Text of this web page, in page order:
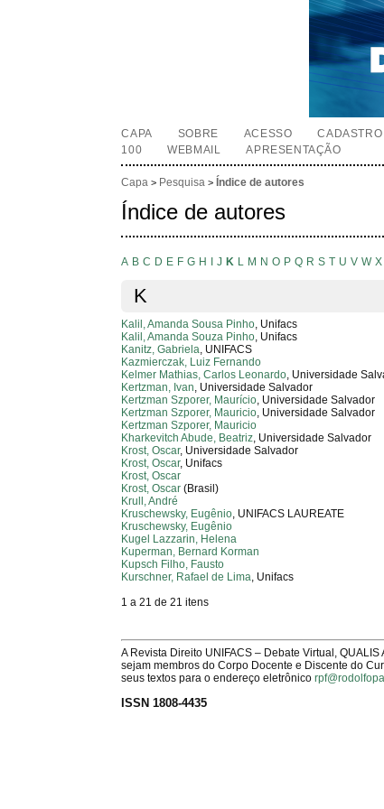
CAPA SOBRE ACESSO CADASTRO
100
WEBMAIL APRESENTAÇÃO
Capa > Pesquisa > Índice de autores
Índice de autores
A B C D E F G H J K L M N O P Q R S T U V W X
K
Kalil, Amanda Sousa Pinho , Unifacs
Kalil, Amanda Souza Pinho , Unifacs
Kanitz, Gabriela , UNIFACS
Kazmierczak, Luiz Fernando
Kelmer Mathias, Carlos Leonardo , Universidade
Kertzman, Ivan , Universidade Salvador
Kertzman Szporer, Maurício , Universidade Salvador
Kertzman Szporer, Mauricio , Universidade Salvador
Kertzman Szporer, Mauricio
Kharkevitch Abude, Beatriz , Universidade Salvador
Krost, Oscar, Universidade Salvador
Krost, Oscar, Unifacs
Krost, Oscar
Krost, Oscar (Brasil)
Krull, André
Kruschewsky, Eugênio , UNIFACS LAUREATE
Kruschewsky, Eugênio
Kugel Lazzarin, Helena
Kuperman, Bernard Korman
Kupsch Filho, Fausto
Kurschner, Rafael de Lima , Unifacs
1 a 21 de 21 itens
A Revista Direito UNIFACS – Debate Virtual,
sejam membros do Corpo Docente e Discente do
seus textos para o endereço eletrônico
ISSN 1808-4435